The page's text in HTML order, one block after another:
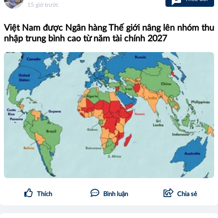
15 giờ trước
Việt Nam được Ngân hàng Thế giới nâng lên nhóm thu
nhập trung bình cao từ năm tài chính 2027
Thích Bình luận Chia sẻ